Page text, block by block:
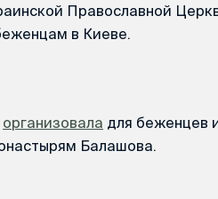
Православной
в Киеве.
организовала для беженцев
Балашова.